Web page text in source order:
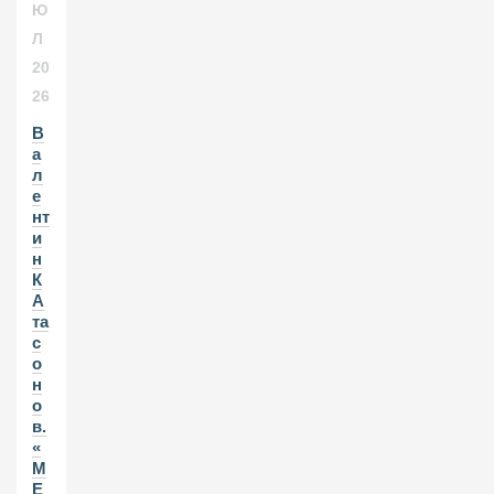
Ю
Л
20
26
В
а
л
е
нт
и
н
К
А
та
с
о
н
о
в.
«
М
Е